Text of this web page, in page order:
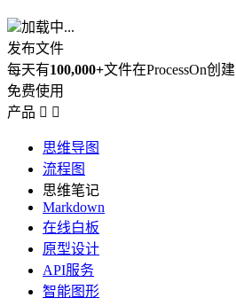
加载中...
发布文件
每天有100,000+文件在ProcessOn创建
免费使用
产品  
思维导图
流程图
思维笔记
Markdown
在线白板
原型设计
API服务
智能图形